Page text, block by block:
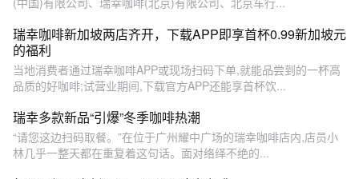
瑞幸咖啡新加坡两店齐开，下载APP即享首杯0.99新加坡元
的福利
当地消费者通过瑞幸咖啡APP或现场扫码下单,就能品尝到的一杯高
品质的好咖啡;试营业期间,下载官方APP还能享首杯饮...
瑞幸多款新品“引爆”冬季咖啡热潮
“请您这边扫码取餐。”在位于广州耀中广场的瑞幸咖啡店内,店员小
林几乎一整天都在重复着这句话。面对络绎不绝的...